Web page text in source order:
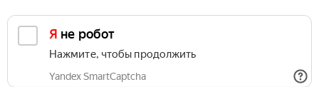
Я не робот
Нажмите, чтобы продолжить
Yandex SmartCaptcha